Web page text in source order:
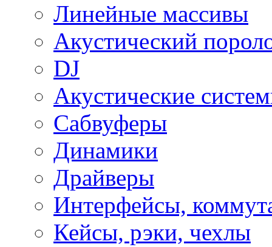
Линейные массивы
Акустический
DJ
Акустические
Сабвуферы
Динамики
Драйверы
Интерфейсы,
Кейсы, рэки, чехлы